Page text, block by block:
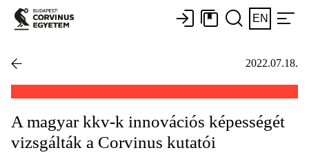
EN
2022.07.18.
A magyar kkv-k innovációs képességét
vizsgálták a Corvinus kutatói